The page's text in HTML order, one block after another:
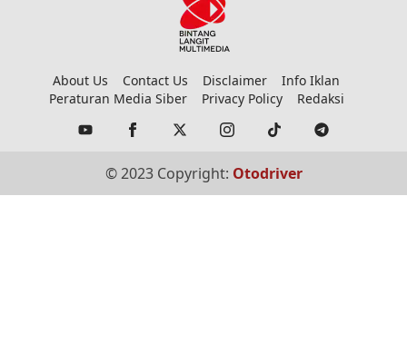
About Us Contact Us Disclaimer
Info Iklan
Peraturan Media Siber
Privacy Policy Redaksi
© 2023 Copyright: Otodriver